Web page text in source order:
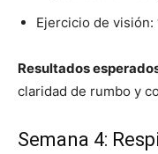
Ejercicio de visión:
Resultados
claridad de rumbo y
Semana 4: